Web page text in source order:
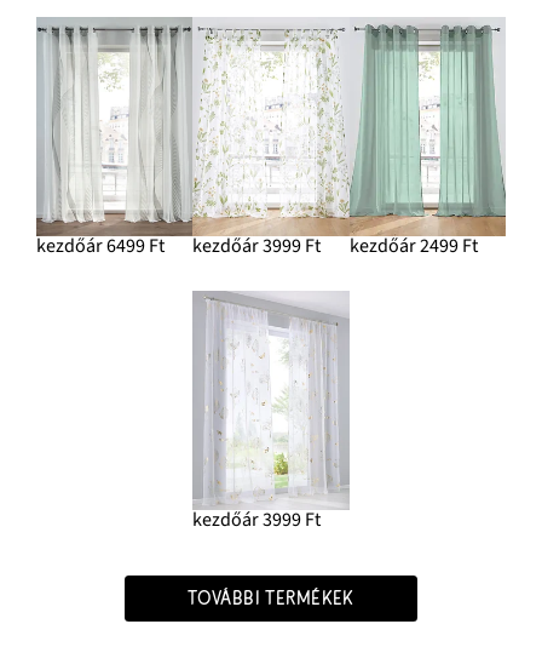
kezdőár 6499 Ft kezdőár 3999 Ft kezdőár 2499 Ft
kezdőár 3999 Ft
TOVÁBBI TERMÉKEK